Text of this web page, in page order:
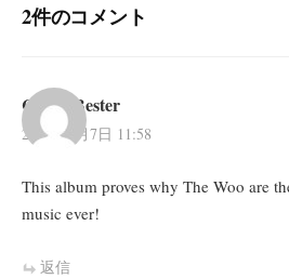
2件のコメント
Cobus Bester
2013年6月7日 11:58
This album proves why The Woo are
music ever!
返信